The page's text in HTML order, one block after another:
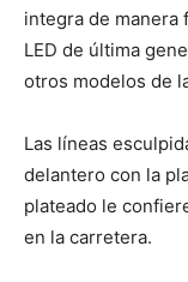
integra de manera
LED de última
otros modelos de
Las líneas
delantero con la
plateado le
en la carretera.